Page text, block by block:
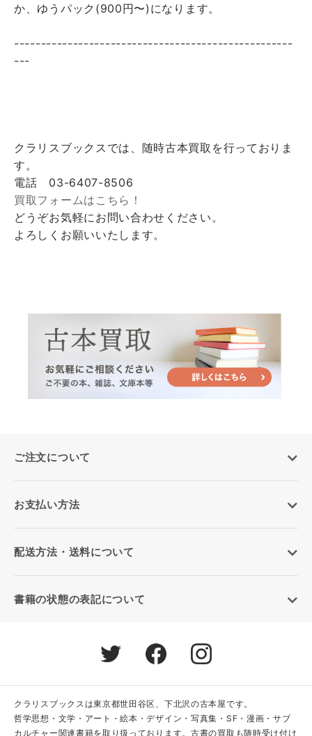
か、ゆうパック(900円〜)になります。
----------------------------------------------------
---
クラリスブックスでは、随時古本買取を行っておりま
す。
電話 03-6407-8506
買取フォームはこちら！
どうぞお気軽にお問い合わせください。
よろしくお願いいたします。
ご注文について
お支払い方法
配送方法・送料について
書籍の状態の表記について
クラリスブックスは東京都世田谷区、下北沢の古本屋です。
哲学思想・文学・アート・絵本・デザイン・写真集・SF・漫画・サブ
カルチャー関連書籍を取り扱っております。古書の買取も随時受け付け